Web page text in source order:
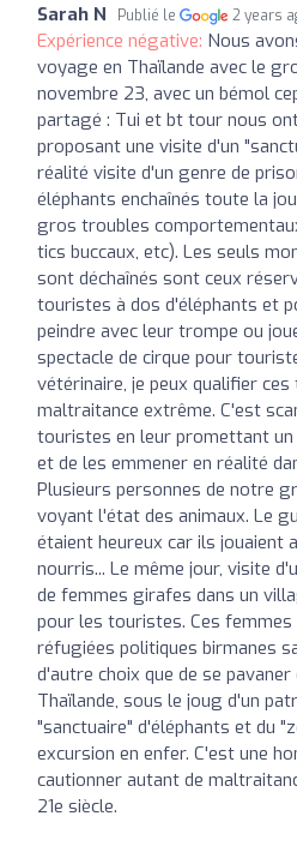
Sarah N Publié le 2 years
Expérience négative: Nous
voyage en Thaïlande avec le
novembre 23, avec un bémol
partagé : Tui et bt tour nous
proposant une visite d'un
réalité visite d'un genre de
éléphants enchaînés toute la
gros troubles
tics buccaux, etc). Les seuls
sont déchaînés sont ceux
touristes à dos d'éléphants et
peindre avec leur trompe ou
spectacle de cirque pour
vétérinaire, je peux qualifier
maltraitance extrême. C'est
touristes en leur promettant un
et de les emmener en réalité
Plusieurs personnes de notre
voyant l'état des animaux. Le
étaient heureux car ils jouaient
nourris... Le même jour, visite
de femmes girafes dans un
pour les touristes. Ces
réfugiées politiques birmanes
d'autre choix que de se
Thaïlande, sous le joug d'un
"sanctuaire" d'éléphants et du
excursion en enfer. C'est une
cautionner autant de
21e siècle.